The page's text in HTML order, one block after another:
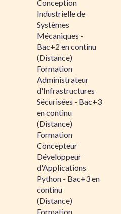
Conception
Industrielle de
Systèmes
Mécaniques -
Bac+2 en continu
(Distance)
Formation
Administrateur
d'Infrastructures
Sécurisées - Bac+3
en continu
(Distance)
Formation
Concepteur
Développeur
d'Applications
Python - Bac+3 en
continu
(Distance)
Formation